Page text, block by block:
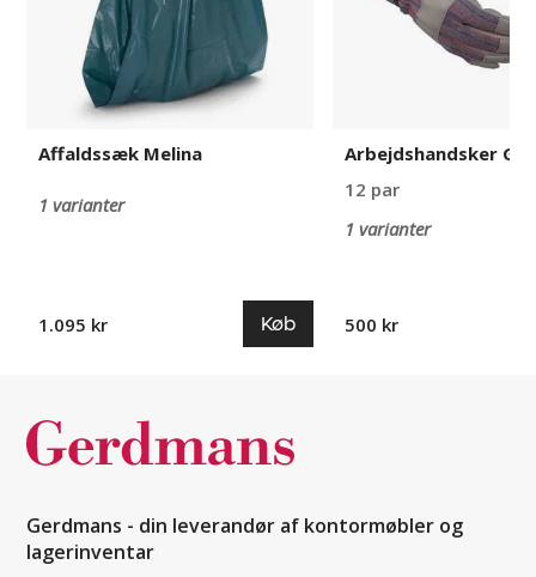
Affaldssæk Melina
1 varianter
1.095 kr Køb
Arbejdshandsker
12 par
1 varianter
500 kr
Gerdmans - din leverandør af kontormøbler og
lagerinventar